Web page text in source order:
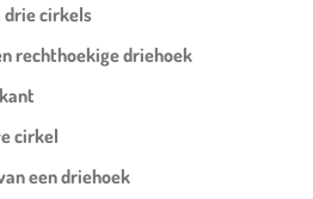
drie cirkels
rechthoekige driehoek
cirkel
een driehoek